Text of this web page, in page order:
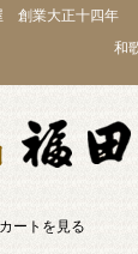
創業大正十四年
和
カートを見る